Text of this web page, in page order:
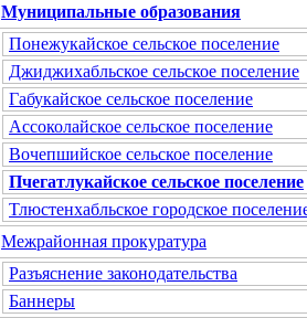
Муниципальные образования
Понежукайское сельское поселение
Джиджихабльское сельское поселение
Габукайское сельское поселение
Ассоколайское сельское поселение
Вочепшийское сельское поселение
Пчегатлукайское сельское поселение
Тлюстенхабльское городское
Межрайонная прокуратура
Разъяснение законодательства
Баннеры